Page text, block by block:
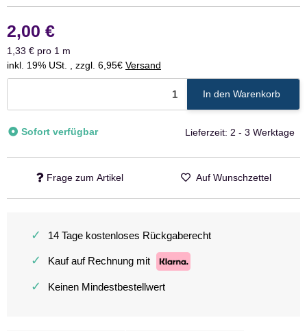
2,00 €
1,33 € pro 1 m
inkl. 19% USt. , zzgl. 6,95€ Versand
In den Warenkorb
Sofort verfügbar Lieferzeit: 2 - 3 Werktage
Frage zum Artikel Auf Wunschzettel
✓ 14 Tage kostenloses Rückgaberecht
✓ Kauf auf Rechnung mit
✓ Keinen Mindestbestellwert